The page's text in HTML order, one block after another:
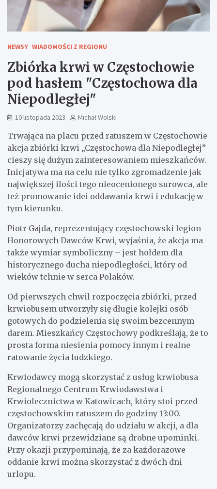
NEWSY WIADOMOŚCI Z REGIONU
Zbiórka krwi w Częstochowie
pod hasłem "Częstochowa dla
Niepodległej"
10 listopada 2023 Michał Wolski
Trwająca na placu przed ratuszem w Częstochowie
akcja zbiórki krwi „Częstochowa dla Niepodległej”
cieszy się dużym zainteresowaniem mieszkańców.
Inicjatywa ma na celu nie tylko zgromadzenie jak
największej ilości tego nieocenionego surowca, ale
też promowanie idei oddawania krwi i edukację w
tym kierunku.
Piotr Gajda, reprezentujący częstochowski legion
Honorowych Dawców Krwi, wyjaśnia, że akcja ma
także wymiar symboliczny – jest hołdem dla
historycznego ducha niepodległości, który od
wieków tchnie w serca Polaków.
Od pierwszych chwil rozpoczęcia zbiórki, przed
krwiobusem utworzyły się długie kolejki osób
gotowych do podzielenia się swoim bezcennym
darem. Mieszkańcy Częstochowy podkreślają, że to
prosta forma niesienia pomocy innym i realne
ratowanie życia ludzkiego.
Krwiodawcy mogą skorzystać z usług krwiobusa
Regionalnego Centrum Krwiodawstwa i
Krwiolecznictwa w Katowicach, który stoi przed
częstochowskim ratuszem do godziny 13:00.
Organizatorzy zachęcają do udziału w akcji, a dla
dawców krwi przewidziane są drobne upominki.
Przy okazji przypominają, że za każdorazowe
oddanie krwi można skorzystać z dwóch dni
urlopu.